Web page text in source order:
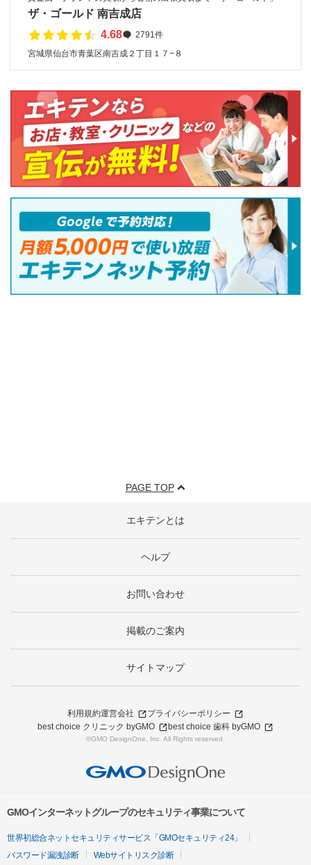
ザ・ゴールド 南吉成店
4.68
2791件
宮城県仙台市青葉区南吉成２丁目１７−８
PAGE TOP
エキテンとは
ヘルプ
お問い合わせ
掲載のご案内
サイトマップ
利用規約運営会社
プライバシーポリシー
best choice クリニック byGMO
best choice 歯科 byGMO
©GMO DesignOne, Inc. All Rights reserved.
GMOインターネットグループのセキュリティ事業について
世界初総合ネットセキュリティサービス「GMOセキュリティ24」
パスワード漏洩診断
Webサイトリスク診断